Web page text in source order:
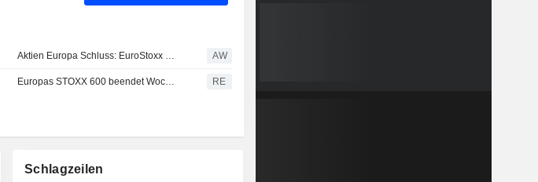
Aktien Europa Schluss: EuroStoxx nach US-Jobdaten weiter auf Rekordkurs AW
Europas STOXX 600 beendet Woche dank Rückenwind durch Ergebnisse und schwächere US-Arbeitsmarktdaten auf Rekordhoch RE
Schlagzeilen